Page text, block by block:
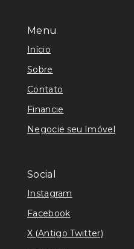
Menu
Início
Sobre
Contato
Financie
Negocie seu Imóvel
Social
Instagram
Facebook
X (Antigo Twitter)